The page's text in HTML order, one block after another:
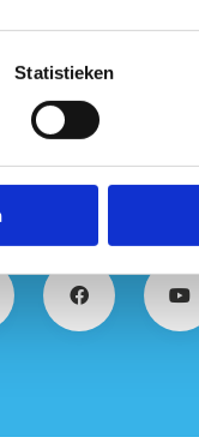
Statistieken